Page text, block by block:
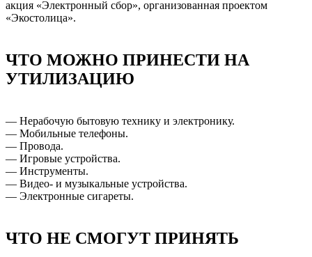
акция «Электронный сбор», организованная проектом
«Экостолица».
ЧТО МОЖНО ПРИНЕСТИ НА
УТИЛИЗАЦИЮ
— Нерабочую бытовую технику и электронику.
— Мобильные телефоны.
— Провода.
— Игровые устройства.
— Инструменты.
— Видео- и музыкальные устройства.
— Электронные сигареты.
ЧТО НЕ СМОГУТ ПРИНЯТЬ